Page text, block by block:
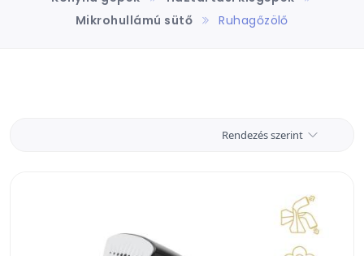
Mikrohullámú sütő
Ruhagőzölő
Rendezés szerint